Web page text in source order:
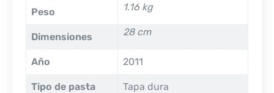
Peso 1.16 kg
Dimensiones 28 cm
Año 2011
Tipo de pasta Tapa dura